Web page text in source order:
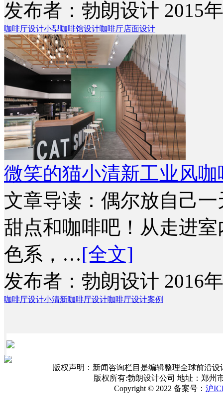
发布者：勃朗设计 2015
咖啡厅设计小型咖啡馆设计咖啡厅店面设计
微笑的猫小清新工业风
文章导读：偶尔放自己
甜点和咖啡吧！从走进
色系，…[全文]
发布者：勃朗设计 2016
咖啡厅设计小清新咖啡厅设计咖啡厅设计案例
版权声明：新闻咨询栏目是编辑整理全球前沿
版权所有:勃朗设计公司 地址：郑州
Copyright © 2022 备案号： 沪